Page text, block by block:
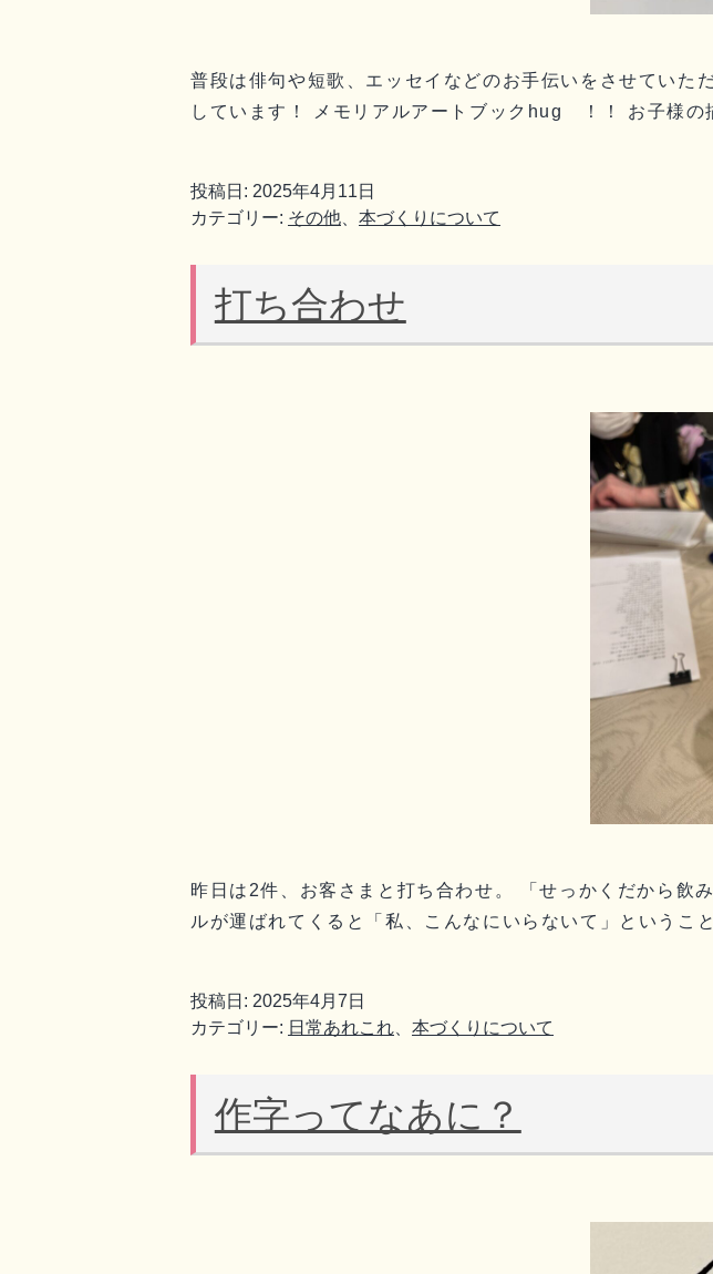
普段は俳句や短歌、エッセイなどのお手伝いをさせていた
しています！ メモリアルアートブックhug ！！ お子様
投稿日: 2025年4月11日
カテゴリー: その他 本づくりについて
打ち合わせ
昨日は2件、お客さまと打ち合わせ。 「せっかくだから飲
ルが運ばれてくると「私、こんなにいらないて」という
投稿日: 2025年4月7日
カテゴリー: 日常あれこれ 本づくりについて
作字ってなあに？